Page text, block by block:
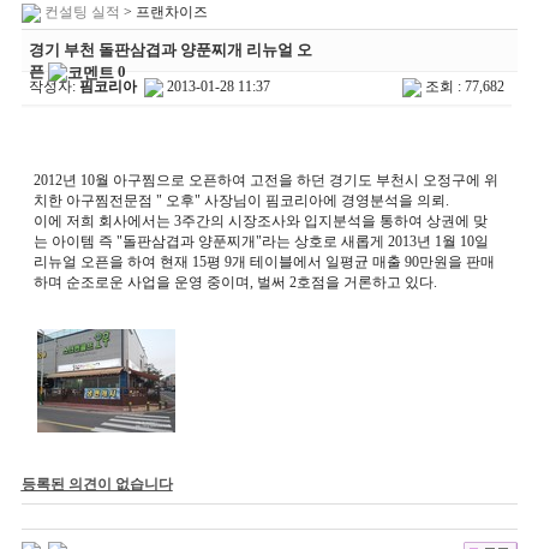
컨설팅 실적 > 프랜차이즈
경기 부천 돌판삼겹과 양푼찌개 리뉴얼 오
픈
0
작성자: 핌코리아 2013-01-28 11:37 조회 : 77,682
2012년 10월 아구찜으로 오픈하여 고전을 하던 경기도 부천시 오정구에 위
치한 아구찜전문점 " 오후" 사장님이 핌코리아에 경영분석을 의뢰.
이에 저희 회사에서는 3주간의 시장조사와 입지분석을 통하여 상권에 맞
는 아이템 즉 "돌판삼겹과 양푼찌개"라는 상호로 새롭게 2013년 1월 10일
리뉴얼 오픈을 하여 현재 15평 9개 테이블에서 일평균 매출 90만원을 판매
하며 순조로운 사업을 운영 중이며, 벌써 2호점을 거론하고 있다.
등록된 의견이 없습니다